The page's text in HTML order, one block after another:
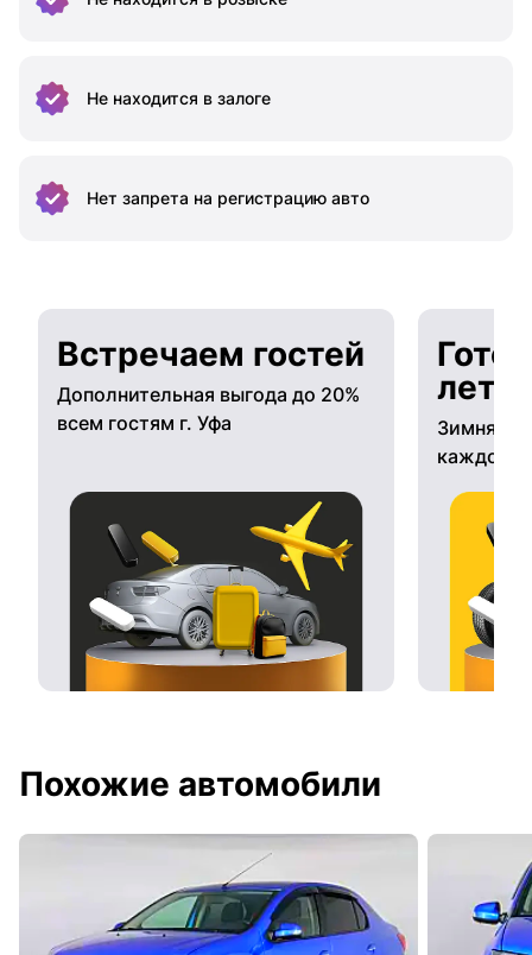
Не находится в залоге
Нет запрета на регистрацию авто
Встречаем гостей
Дополнительная выгода до 20%
всем гостям г. Уфа
Зимняя
каждому
Похожие автомобили